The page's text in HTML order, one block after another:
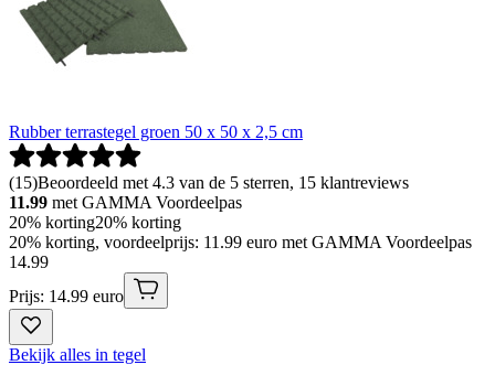
Rubber terrastegel groen 50 x 50 x 2,5 cm
(15)Beoordeeld met 4.3 van de 5 sterren, 15 klantreviews
11.99 met GAMMA Voordeelpas
20% korting20% korting
20% korting, voordeelprijs: 11.99 euro met GAMMA Voordeelpas
14.99
Prijs: 14.99 euro
Bekijk alles in tegel